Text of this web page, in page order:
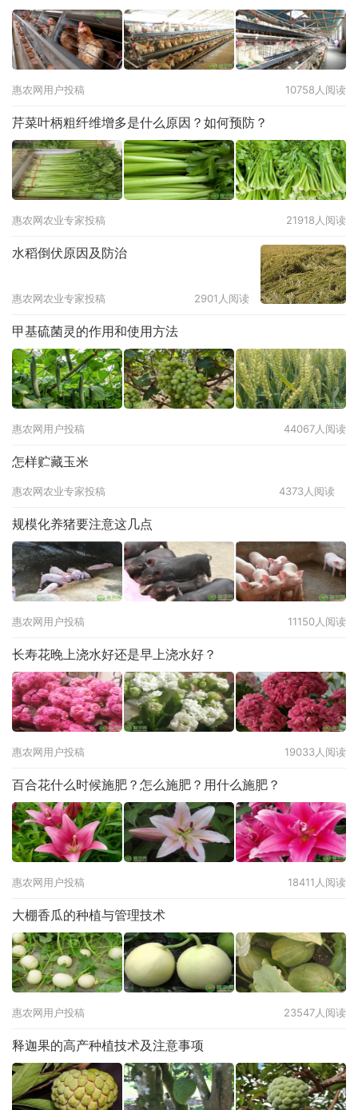
惠农网用户投稿 10758人阅读
芹菜叶柄粗纤维增多是什么原因？如何预防？
惠农网农业专家投稿 21918人阅读
水稻倒伏原因及防治
惠农网农业专家投稿 2901人阅读
甲基硫菌灵的作用和使用方法
惠农网用户投稿 44067人阅读
怎样贮藏玉米
惠农网农业专家投稿 4373人阅读
规模化养猪要注意这几点
惠农网用户投稿 11150人阅读
长寿花晚上浇水好还是早上浇水好？
惠农网用户投稿 19033人阅读
百合花什么时候施肥？怎么施肥？用什么施肥？
惠农网用户投稿 18411人阅读
大棚香瓜的种植与管理技术
惠农网用户投稿 23547人阅读
释迦果的高产种植技术及注意事项